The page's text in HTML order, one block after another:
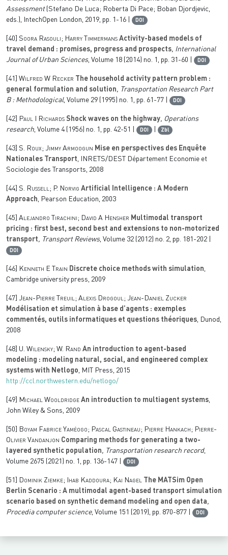
Assessment(Stefano De Luca; Roberta Di Pace; Boban Djordjevic,
eds.), IntechOpen London, 2019, pp. 1-16 |
DOI
[40] Soora Rasouli; Harry Timmermans Activity-based models of
travel demand : promises, progress and prospects, International
Journal of Urban Sciences, Volume 18 (2014) no. 1, pp. 31-60 | DOI
[41] Wilfred W Recker The household activity pattern problem :
general formulation and solution, Transportation Research Part
B : Methodological, Volume 29 (1995) no. 1, pp. 61-77 | DOI
[42] Paul I Richards Shock waves on the highway, Operations
research, Volume 4(1956) no. 1, pp. 42-51 | DOI | Zbl
[43] S. Roux; Jimmy Armoogun Mise en perspectives des Enquête
Nationales Transport, INRETS/DEST Département Economie et
Sociologie des Transports, 2008
[44] S. Russell; P. Norvig Artificial Intelligence : A Modern
Approach, Pearson Education, 2003
[45] Alejandro Tirachini; David A Hensher Multimodal transport
pricing : first best, second best and extensions to non-motorized
transport, Transport Reviews, Volume 32 (2012) no. 2, pp. 181-202 |
DOI
[46] Kenneth E Train Discrete choice methods with simulation,
Cambridge university press, 2009
[47] Jean-Pierre Treuil; Alexis Drogoul; Jean-Daniel Zucker
Modélisation et simulation à base d’agents : exemples
commentés, outils informatiques et questions théoriques, Dunod,
2008
[48] U. Wilensky; W. Rand An introduction to agent-based
modeling : modeling natural, social, and engineered complex
systems with Netlogo, MIT Press, 2015
http://ccl.northwestern.edu/netlogo/
[49] Michael Wooldridge An introduction to multiagent systems,
John Wiley & Sons, 2009
[50]
Boyam Fabrice Yaméogo; Pascal Gastineau; Pierre Hankach; Pierre-
Olivier Vandanjon Comparing methods for generating a two-
layered synthetic population, Transportation research record,
Volume 2675 (2021) no. 1, pp. 136-147 | DOI
[51] Dominik Ziemke; Ihab Kaddoura; Kai Nagel The MATSim Open
Berlin Scenario : A multimodal agent-based transport simulation
scenario based on synthetic demand modeling and open data,
Procedia computer science, Volume 151 (2019), pp. 870-877 | DOI